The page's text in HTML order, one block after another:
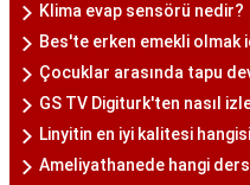
Klima evap sensörü nedir?
Bes'te erken emekli olmak
Çocuklar arasında tapu
GS TV Digiturk'ten nasıl
Linyitin en iyi kalitesi
Ameliyathanede hangi